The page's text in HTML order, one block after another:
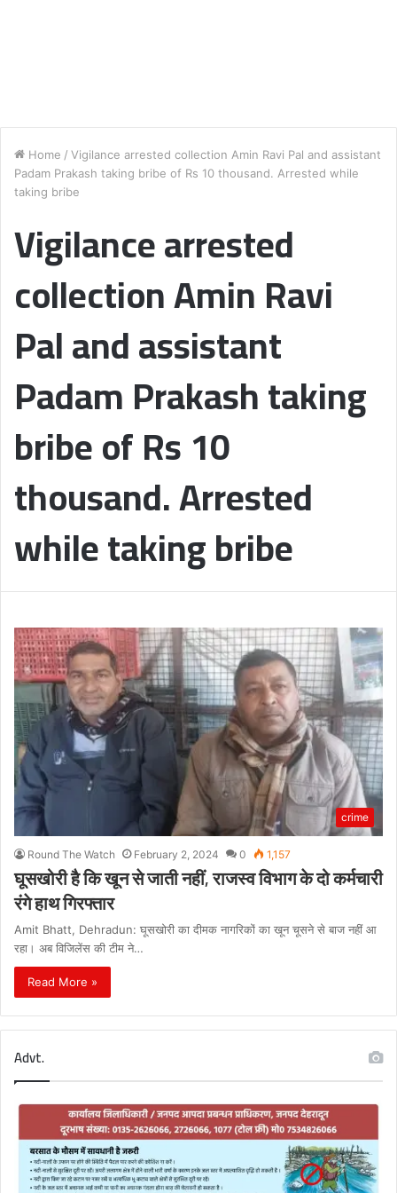
Home / Vigilance arrested collection Amin Ravi Pal and assistant
Padam Prakash taking bribe of Rs 10 thousand. Arrested while
taking bribe
Vigilance arrested
collection Amin Ravi
Pal and assistant
Padam Prakash taking
bribe of Rs 10
thousand. Arrested
while taking bribe
crime
Round The Watch February 2, 2024 0 1,157
घूसखोरी है कि खून से जाती नहीं, राजस्व विभाग के दो कर्मचारी
रंगे हाथ गिरफ्तार
Amit Bhatt, Dehradun: घूसखोरी का दीमक नागरिकों का खून चूसने से बाज नहीं आ
रहा। अब विजिलेंस की टीम ने…
Read More »
Advt.